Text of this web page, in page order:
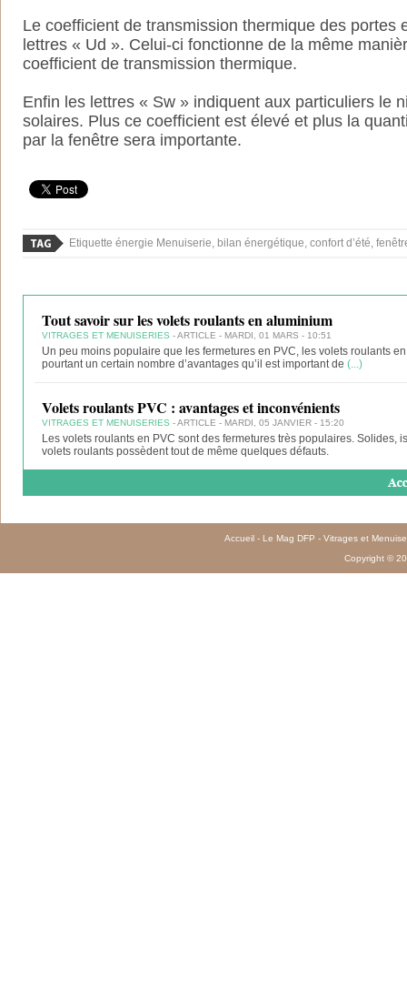
Le coefficient de transmission thermique des portes
lettres « Ud ». Celui-ci fonctionne de la même
coefficient de transmission thermique.
Enfin les lettres « Sw » indiquent aux particuliers le
solaires. Plus ce coefficient est élevé et plus la
par la fenêtre sera importante.
Etiquette énergie Menuiserie, bilan énergétique, confort d’été,
Tout savoir sur les volets roulants en aluminium
VITRAGES ET MENUISERIES - ARTICLE - MARDI, 01 MARS - 10:51
Un peu moins populaire que les fermetures en PVC, les volets roulants
pourtant un certain nombre d’avantages qu’il est important de (...)
Volets roulants PVC : avantages et inconvénients
VITRAGES ET MENUISERIES - ARTICLE - MARDI, 05 JANVIER - 15:20
Les volets roulants en PVC sont des fermetures très populaires. Solides,
volets roulants possèdent tout de même quelques défauts.
Accueil - Le Mag DFP - Vitrages et
Copyright ©